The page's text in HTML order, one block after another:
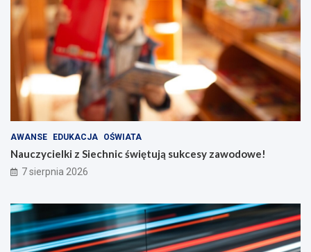
AWANSE EDUKACJA OŚWIATA
Nauczycielki z Siechnic świętują sukcesy zawodowe!
7 sierpnia 2026